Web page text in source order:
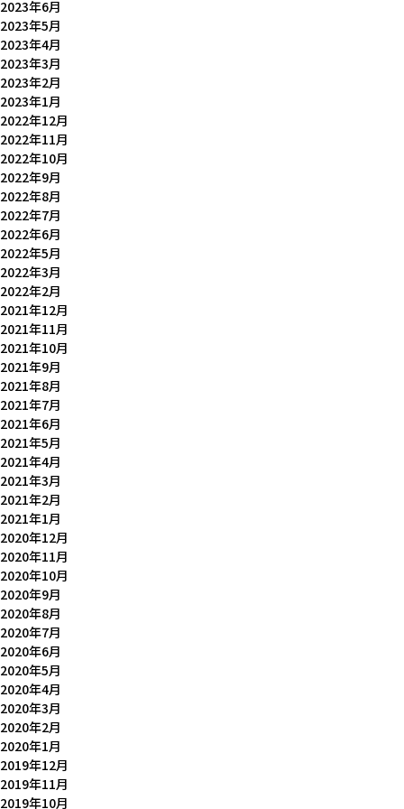
2023年6月
2023年5月
2023年4月
2023年3月
2023年2月
2023年1月
2022年12月
2022年11月
2022年10月
2022年9月
2022年8月
2022年7月
2022年6月
2022年5月
2022年3月
2022年2月
2021年12月
2021年11月
2021年10月
2021年9月
2021年8月
2021年7月
2021年6月
2021年5月
2021年4月
2021年3月
2021年2月
2021年1月
2020年12月
2020年11月
2020年10月
2020年9月
2020年8月
2020年7月
2020年6月
2020年5月
2020年4月
2020年3月
2020年2月
2020年1月
2019年12月
2019年11月
2019年10月